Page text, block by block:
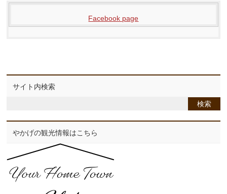
Facebook page
サイト内検索
やかげの観光情報はこちら